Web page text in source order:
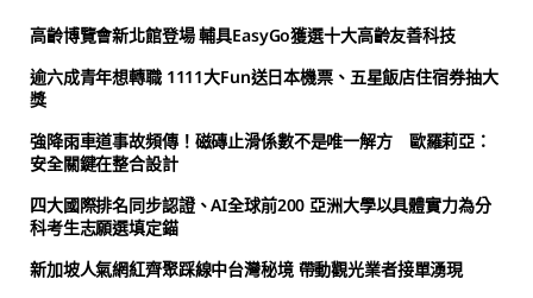
高齡博覽會新北館登場 輔具EasyGo獲選十大高齡友善科技
逾六成青年想轉職 1111大Fun送日本機票、五星飯店住宿券抽大
獎
強降雨車道事故頻傳！磁磚止滑係數不是唯一解方 歐羅莉亞：
安全關鍵在整合設計
四大國際排名同步認證、AI全球前200 亞洲大學以具體實力為分
科考生志願選填定錨
新加坡人氣網紅齊聚踩線中台灣秘境 帶動觀光業者接單湧現